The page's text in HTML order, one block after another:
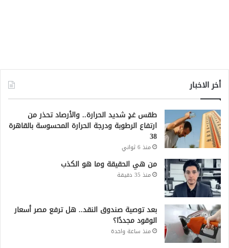
أخر الاخبار
طقس غدٍ شديد الحرارة.. والأرصاد تحذر من
ارتفاع الرطوبة ودرجة الحرارة المحسوسة بالقاهرة
38
منذ 6 ثواني
من هي الحقيقة وما هو الكذب
منذ 35 دقيقة
بعد توصية صندوق النقد.. هل ترفع مصر أسعار
الوقود مجددًا؟
منذ ساعة واحدة